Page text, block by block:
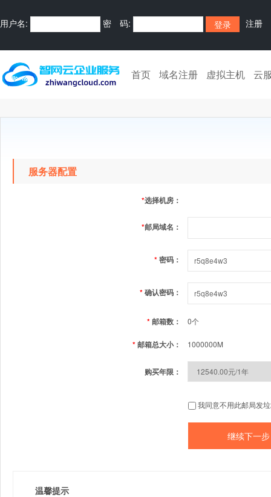
用户名: 密 码: 注册
首页 域名注册 虚拟主机 云
服务器配置
*选择机房：
*邮局域名：
*密码：
*确认密码：
*邮箱数： 0个
*邮箱总大小： 1000000M
购买年限：
我同意不用此邮局发
温馨提示